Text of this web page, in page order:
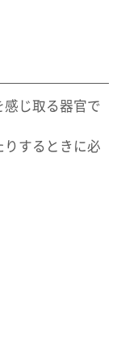
じ取る器官で
するときに必